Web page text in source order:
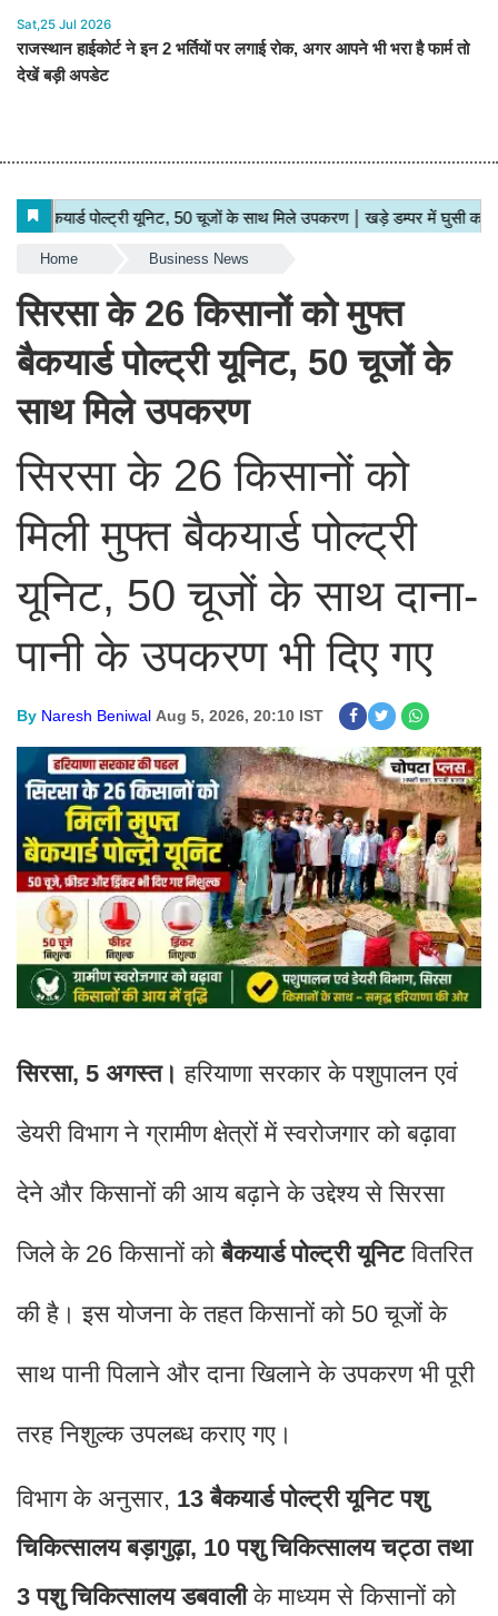
Sat,25 Jul 2026
राजस्थान हाईकोर्ट ने इन 2 भर्तियों पर लगाई रोक, अगर आपने भी भरा है फार्म तो
देखें बड़ी अपडेट
Home Business News
सिरसा के 26 किसानों को मुफ्त
बैकयार्ड पोल्ट्री यूनिट, 50 चूजों के
साथ मिले उपकरण
सिरसा के 26 किसानों को
मिली मुफ्त बैकयार्ड पोल्ट्री
यूनिट, 50 चूजों के साथ दाना-
पानी के उपकरण भी दिए गए
By Naresh Beniwal Aug 5, 2026, 20:10 IST
सिरसा, 5 अगस्त। हरियाणा सरकार के पशुपालन एवं
डेयरी विभाग ने ग्रामीण क्षेत्रों में स्वरोजगार को बढ़ावा
देने और किसानों की आय बढ़ाने के उद्देश्य से सिरसा
जिले के 26 किसानों कोबैकयार्ड पोल्ट्री यूनिटवितरित
की है। इस योजना के तहत किसानों को 50 चूजों के
साथ पानी पिलाने और दाना खिलाने के उपकरण भी पूरी
तरह निशुल्क उपलब्ध कराए गए।
विभाग के अनुसार, 13 बैकयार्ड पोल्ट्री यूनिट पशु
चिकित्सालय बड़ागुढ़ा, 10 पशु चिकित्सालय चट्ठा तथा
3 पशु चिकित्सालय डबवालीके माध्यम से किसानों को